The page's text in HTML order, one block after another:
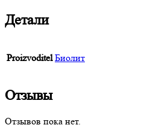
Детали
Proizvoditel Биолит
Отзывы
Отзывов пока нет.